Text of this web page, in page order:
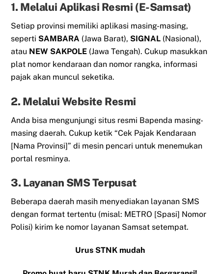
1. Melalui Aplikasi Resmi (E-Samsat)
Setiap provinsi memiliki aplikasi masing-masing,
seperti SAMBARA (Jawa Barat), SIGNAL (Nasional),
atau NEW SAKPOLE (Jawa Tengah). Cukup masukkan
plat nomor kendaraan dan nomor rangka, informasi
pajak akan muncul seketika.
2. Melalui Website Resmi
Anda bisa mengunjungi situs resmi Bapenda masing-
masing daerah. Cukup ketik “Cek Pajak Kendaraan
[Nama Provinsi]” di mesin pencari untuk menemukan
portal resminya.
3. Layanan SMS Terpusat
Beberapa daerah masih menyediakan layanan SMS
dengan format tertentu (misal: METRO [Spasi] Nomor
Polisi) kirim ke nomor layanan Samsat setempat.
Urus STNK mudah